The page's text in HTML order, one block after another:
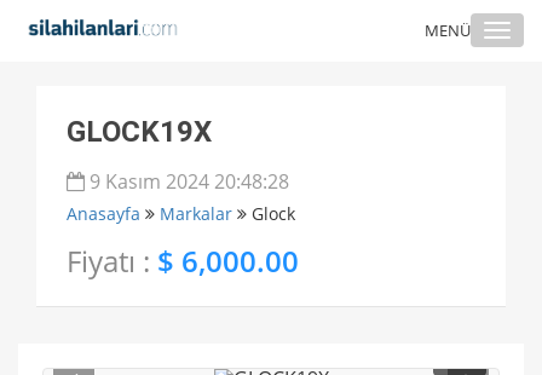
MENÜ
GLOCK19X
9 Kasım 2024 20:48:28
Anasayfa Markalar Glock
Fiyatı : $ 6,000.00
1/ 4